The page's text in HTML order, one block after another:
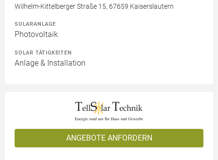
Wilhelm-Kittelberger Straße 15, 67659 Kaiserslautern
SOLARANLAGE
Photovoltaik
SOLAR TÄTIGKEITEN
Anlage & Installation
ANGEBOTE ANFORDERN